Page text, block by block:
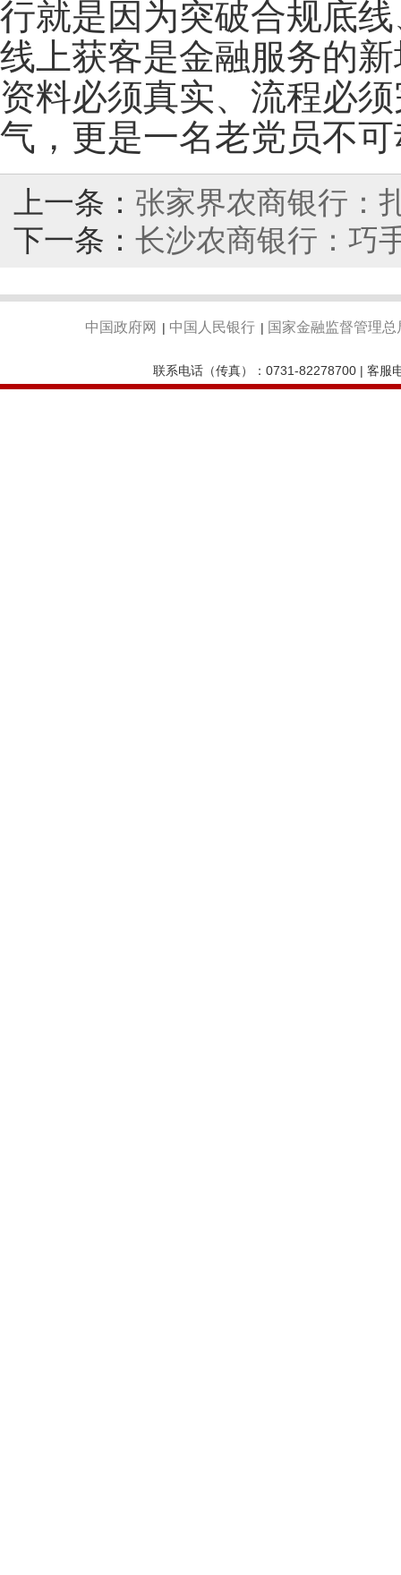
行就是因为突破合规底
线上获客是金融服务的
资料必须真实、流程必
气，更是一名老党员不
上一条： 张家界农商银行：
下一条： 长沙农商银行：巧
中国政府网 | 中国人民银行 | 国家金融监督管理总
联系电话（传真）：0731-82278700 | 客服